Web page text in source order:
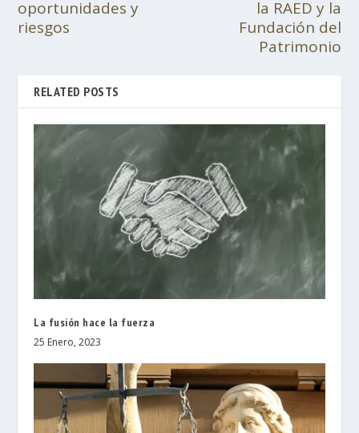
oportunidades y
riesgos
la RAED y la
Fundación del
Patrimonio
RELATED POSTS
La fusión hace la fuerza
25 Enero, 2023